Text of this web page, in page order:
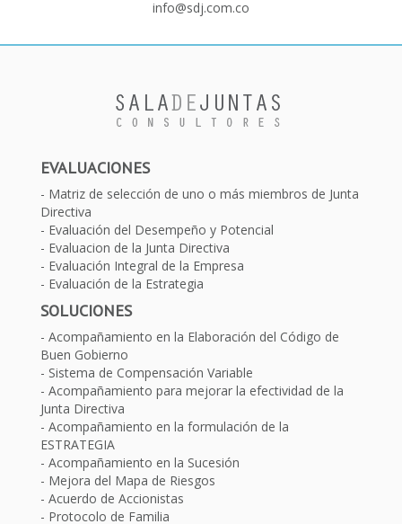
info@sdj.com.co
EVALUACIONES
Matriz de selección de uno o más miembros de Junta
Directiva
Evaluación del Desempeño y Potencial
Evaluacion de la Junta Directiva
Evaluación Integral de la Empresa
Evaluación de la Estrategia
SOLUCIONES
Acompañamiento en la Elaboración del Código de
Buen Gobierno
Sistema de Compensación Variable
Acompañamiento para mejorar la efectividad de la
Junta Directiva
Acompañamiento en la formulación de la
ESTRATEGIA
Acompañamiento en la Sucesión
Mejora del Mapa de Riesgos
Acuerdo de Accionistas
Protocolo de Familia